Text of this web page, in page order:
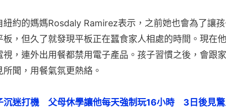
紐約的媽媽Rosdaly Ramirez表示，之前她也會為了讓
板，但久了就發現平板正在蠶食家人相處的時間。現在
視，連外出用餐都禁用電子產品。孩子習慣之後，會跟
聞，用餐氣氛更熱絡。
沉迷打機　父母休學讓他每天強制玩16小時　3日後見